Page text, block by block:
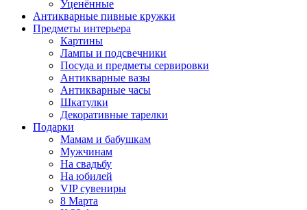
Уценённые
Антикварные пивные кружки
Предметы интерьера
Картины
Лампы и подсвечники
Посуда и предметы сервировки
Антикварные вазы
Антикварные часы
Шкатулки
Декоративные тарелки
Подарки
Мамам и бабушкам
Мужчинам
На свадьбу
На юбилей
VIP сувениры
8 Марта